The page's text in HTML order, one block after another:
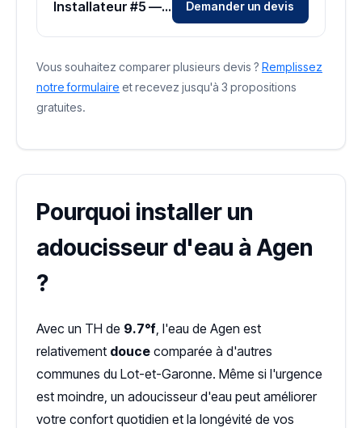
Installateur #5 — Zone Lot-et-Garonne Demander un devis
Vous souhaitez comparer plusieurs devis ? Remplissez
notre formulaire et recevez jusqu'à 3 propositions
gratuites.
Pourquoi installer un
adoucisseur d'eau à Agen
?
Avec un TH de 9.7°f , l'eau de Agen est
relativement douce comparée à d'autres
communes du Lot-et-Garonne. Même si l'urgence
est moindre, un adoucisseur d'eau peut améliorer
votre confort quotidien et la longévité de vos